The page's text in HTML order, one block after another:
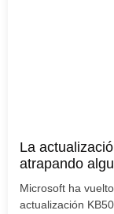
La
atrapando
Microsoft ha
actualización